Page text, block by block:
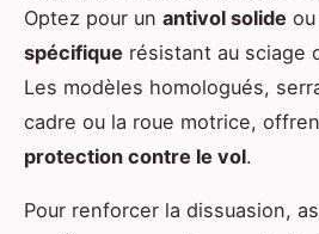
Optez pour un antivol solide
spécifique résistant au sciage
Les modèles homologués,
cadre ou la roue motrice,
protection contre le vol.
Pour renforcer la dissuasion,